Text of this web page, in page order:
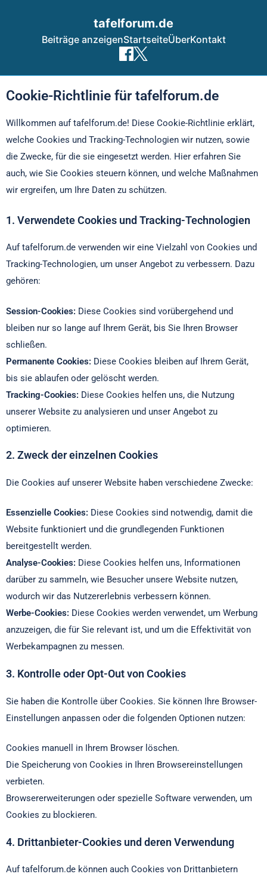
tafelforum.de
Beiträge anzeigenStartseiteÜberKontakt
Skip to content
Cookie-Richtlinie für tafelforum.de
Willkommen auf tafelforum.de! Diese Cookie-Richtlinie erklärt,
welche Cookies und Tracking-Technologien wir nutzen, sowie
die Zwecke, für die sie eingesetzt werden. Hier erfahren Sie
auch, wie Sie Cookies steuern können, und welche Maßnahmen
wir ergreifen, um Ihre Daten zu schützen.
1. Verwendete Cookies und Tracking-Technologien
Auf tafelforum.de verwenden wir eine Vielzahl von Cookies und
Tracking-Technologien, um unser Angebot zu verbessern. Dazu
gehören:
Session-Cookies: Diese Cookies sind vorübergehend und
bleiben nur so lange auf Ihrem Gerät, bis Sie Ihren Browser
schließen.
Permanente Cookies: Diese Cookies bleiben auf Ihrem Gerät,
bis sie ablaufen oder gelöscht werden.
Tracking-Cookies: Diese Cookies helfen uns, die Nutzung
unserer Website zu analysieren und unser Angebot zu
optimieren.
2. Zweck der einzelnen Cookies
Die Cookies auf unserer Website haben verschiedene Zwecke:
Essenzielle Cookies: Diese Cookies sind notwendig, damit die
Website funktioniert und die grundlegenden Funktionen
bereitgestellt werden.
Analyse-Cookies: Diese Cookies helfen uns, Informationen
darüber zu sammeln, wie Besucher unsere Website nutzen,
wodurch wir das Nutzererlebnis verbessern können.
Werbe-Cookies: Diese Cookies werden verwendet, um Werbung
anzuzeigen, die für Sie relevant ist, und um die Effektivität von
Werbekampagnen zu messen.
3. Kontrolle oder Opt-Out von Cookies
Sie haben die Kontrolle über Cookies. Sie können Ihre Browser-
Einstellungen anpassen oder die folgenden Optionen nutzen:
Cookies manuell in Ihrem Browser löschen.
Die Speicherung von Cookies in Ihren Browsereinstellungen
verbieten.
Browsererweiterungen oder spezielle Software verwenden, um
Cookies zu blockieren.
4. Drittanbieter-Cookies und deren Verwendung
Auf tafelforum.de können auch Cookies von Drittanbietern